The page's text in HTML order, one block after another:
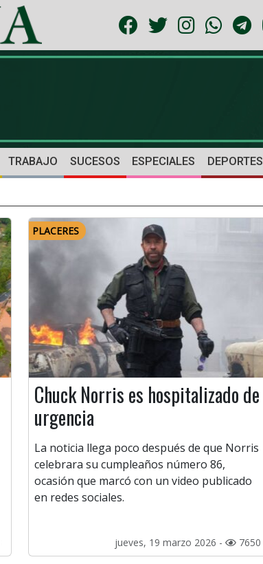
TRABAJO SUCESOS ESPECIALES DEPORTES
PLACERES
Chuck Norris es hospitalizado de
urgencia
La noticia llega poco después de que Norris
celebrara su cumpleaños número 86,
ocasión que marcó con un video publicado
en redes sociales.
jueves, 19 marzo 2026 - 7650